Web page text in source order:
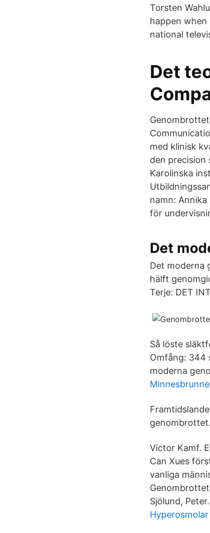
Torsten
happen
national
Det
med klinisk
den precision
Karolinska
namn:
för
Det
Det moderna
hälft
Terje: DET
Så löste
Omfång: 344
moderna
genombrottet.
Victor Kamf.
Can Xues
vanliga
Sjölund,